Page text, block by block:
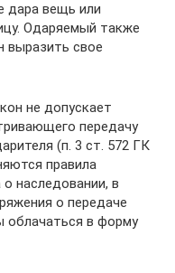
дара вещь или
Одаряемый также
выразить свое
не допускает
передачу
(п. 3 ст. 572 ГК
правила
наследовании, в
о передаче
облачаться в форму